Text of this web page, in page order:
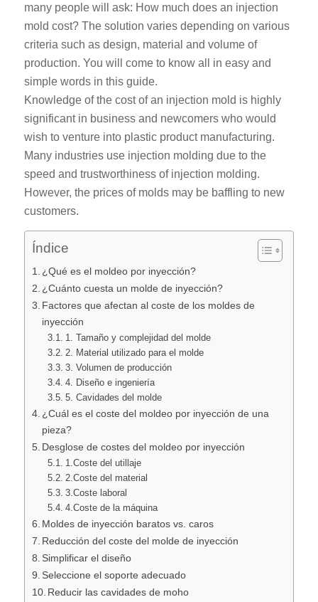
many people will ask: How much does an injection
mold cost? The solution varies depending on various
criteria such as design, material and volume of
production. You will come to know all in easy and
simple words in this guide.
Knowledge of the cost of an injection mold is highly
significant in business and newcomers who would
wish to venture into plastic product manufacturing.
Many industries use injection molding due to the
speed and trustworthiness of injection molding.
However, the prices of molds may be baffling to new
customers.
Índice
¿Qué es el moldeo por inyección?
¿Cuánto cuesta un molde de inyección?
Factores que afectan al coste de los moldes de
inyección
1. Tamaño y complejidad del molde
2. Material utilizado para el molde
3. Volumen de producción
4. Diseño e ingeniería
5. Cavidades del molde
¿Cuál es el coste del moldeo por inyección de una
pieza?
Desglose de costes del moldeo por inyección
1.Coste del utillaje
2.Coste del material
3.Coste laboral
4.Coste de la máquina
Moldes de inyección baratos vs. caros
Reducción del coste del molde de inyección
Simplificar el diseño
Seleccione el soporte adecuado
Reducir las cavidades de moho